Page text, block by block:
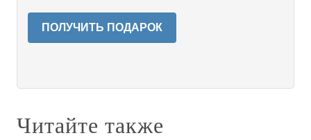
ПОЛУЧИТЬ ПОДАРОК
Читайте также